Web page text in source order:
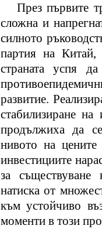
През първите
сложна и
силното
партия на Китай,
страната успя
развитие.
стабилизиране на
продължиха да се
нивото на
инвестициите
за съществуване
натиска от
към устойчиво
моменти в този